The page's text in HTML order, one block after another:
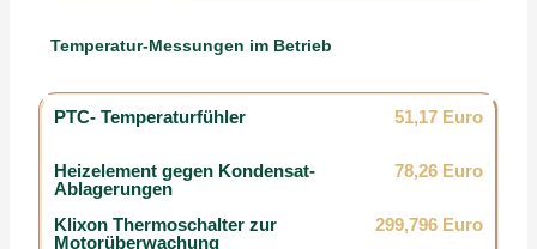
Temperatur-Messungen im Betrieb
PTC- Temperaturfühler 51,17 Euro
Heizelement gegen Kondensat-
Ablagerungen
78,26 Euro
Klixon Thermoschalter zur
Motorüberwachung
299,796 Euro